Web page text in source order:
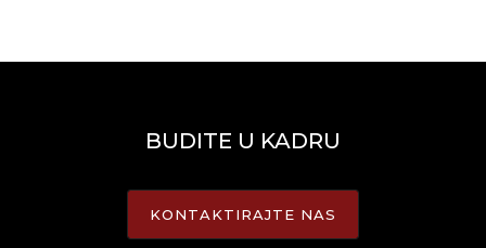
BUDITE U KADRU
KONTAKTIRAJTE NAS